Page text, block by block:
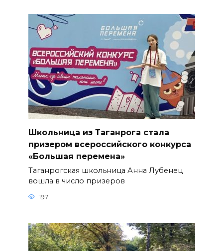
Школьница из Таганрога стала
призером всероссийского конкурса
«Большая перемена»
Таганрогская школьница Анна Лубенец
вошла в число призеров
197